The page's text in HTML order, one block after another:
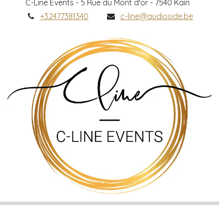
C-Line Events - 5 Rue du Mont d'or - 7540 Kain
+32477381340
c-line@audioside.be